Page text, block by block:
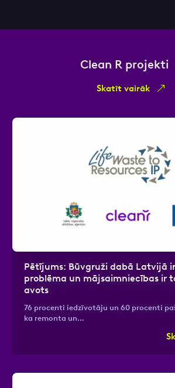
Clean R projekti
Skatīt vairāk
Pētījums: Būvgruži dabā Latvijā
problēma un mājsaimniecības ir
avots
76 procenti iedzīvotāju un 60 procenti
ka remonta un…